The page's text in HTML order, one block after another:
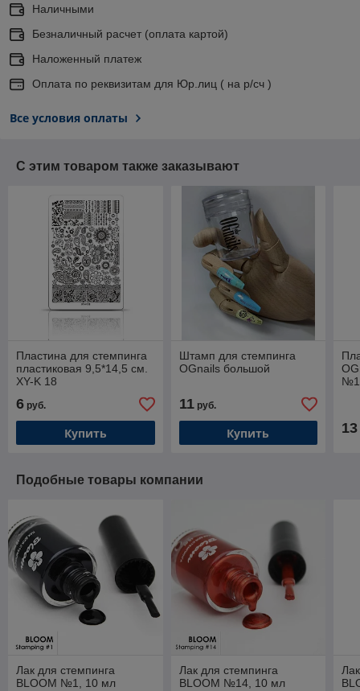
Наличными
Безналичный расчет (оплата картой)
Наложенный платеж
Оплата по реквизитам для Юр.лиц ( на р/сч )
Все условия оплаты
С этим товаром также заказывают
Пластина для стемпинга
пластиковая 9,5*14,5 см.
XY-K 18
6 руб.
Купить
Штамп для стемпинга
OGnails большой
11руб.
Купить 13
Подобные товары компании
Лак для стемпинга
BLOOM №1, 10 мл
Лак для стемпинга
BLOOM №14, 10 мл